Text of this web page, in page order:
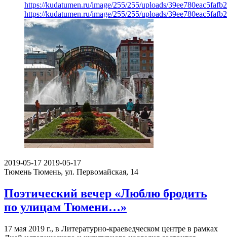
https://kudatumen.ru/image/255/255/uploads/
https://kudatumen.ru/image/255/255/uploads/
2019-05-17 2019-05-17
Тюмень Тюмень, ул. Первомайская, 14
Поэтический вечер «Люблю бродить
по улицам Тюмени…»
17 мая 2019 г., в Литературно-краеведческом центре в рамках